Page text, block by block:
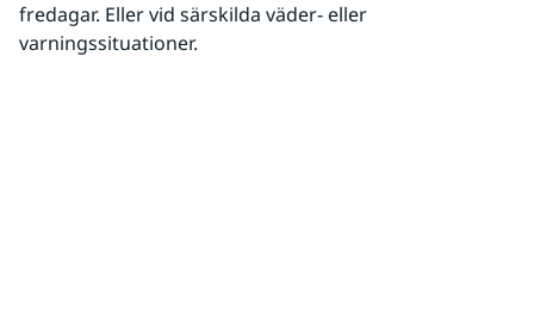
fredagar. Eller vid särskilda väder- eller
varningssituationer.